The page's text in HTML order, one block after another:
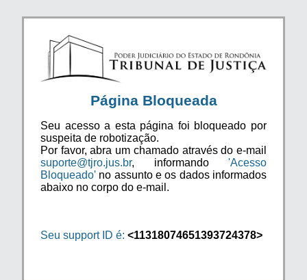
Página Bloqueada
Seu acesso a esta página foi bloqueado por
suspeita de robotização.
Por favor, abra um chamado através do e-mail
suporte@tjro.jus.br, informando 'Acesso
Bloqueado' no assunto e os dados informados
abaixo no corpo do e-mail.
Seu support ID é: <11318074651393724378>